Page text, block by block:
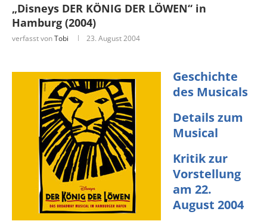
„Disneys DER KÖNIG DER LÖWEN“ in
Hamburg (2004)
verfasst vonTobi 23. August 2004
Geschichte
des Musicals
Details zum
Musical
Kritik zur
Vorstellung
am 22.
August 2004